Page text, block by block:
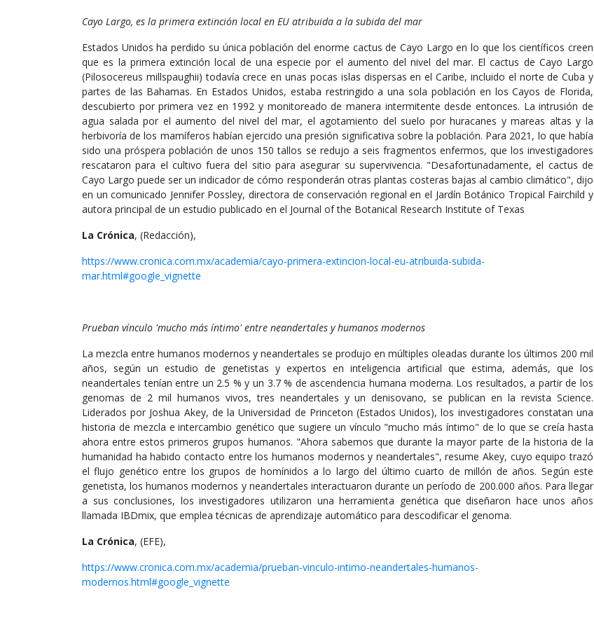
Cayo Largo, es la primera extinción local en EU atribuida a la subida del mar
Estados Unidos ha perdido su única población del enorme cactus de Cayo Largo en lo que los científicos creen
que es la primera extinción local de una especie por el aumento del nivel del mar. El cactus de Cayo Largo
(Pilosocereus millspaughii) todavía crece en unas pocas islas dispersas en el Caribe, incluido el norte de Cuba y
partes de las Bahamas. En Estados Unidos, estaba restringido a una sola población en los Cayos de Florida,
descubierto por primera vez en 1992 y monitoreado de manera intermitente desde entonces. La intrusión de
agua salada por el aumento del nivel del mar, el agotamiento del suelo por huracanes y mareas altas y la
herbivoría de los mamíferos habían ejercido una presión significativa sobre la población. Para 2021, lo que había
sido una próspera población de unos 150 tallos se redujo a seis fragmentos enfermos, que los investigadores
rescataron para el cultivo fuera del sitio para asegurar su supervivencia. "Desafortunadamente, el cactus de
Cayo Largo puede ser un indicador de cómo responderán otras plantas costeras bajas al cambio climático", dijo
en un comunicado Jennifer Possley, directora de conservación regional en el Jardín Botánico Tropical Fairchild y
autora principal de un estudio publicado en el Journal of the Botanical Research Institute of Texas
La Crónica, (Redacción),
https://www.cronica.com.mx/academia/cayo-primera-extincion-local-eu-atribuida-subida-
mar.html#google_vignette
Prueban vínculo 'mucho más íntimo' entre neandertales y humanos modernos
La mezcla entre humanos modernos y neandertales se produjo en múltiples oleadas durante los últimos 200 mil
años, según un estudio de genetistas y expertos en inteligencia artificial que estima, además, que los
neandertales tenían entre un 2.5 % y un 3.7 % de ascendencia humana moderna. Los resultados, a partir de los
genomas de 2 mil humanos vivos, tres neandertales y un denisovano, se publican en la revista Science.
Liderados por Joshua Akey, de la Universidad de Princeton (Estados Unidos), los investigadores constatan una
historia de mezcla e intercambio genético que sugiere un vínculo "mucho más íntimo" de lo que se creía hasta
ahora entre estos primeros grupos humanos. "Ahora sabemos que durante la mayor parte de la historia de la
humanidad ha habido contacto entre los humanos modernos y neandertales", resume Akey, cuyo equipo trazó
el flujo genético entre los grupos de homínidos a lo largo del último cuarto de millón de años. Según este
genetista, los humanos modernos y neandertales interactuaron durante un período de 200.000 años. Para llegar
a sus conclusiones, los investigadores utilizaron una herramienta genética que diseñaron hace unos años
llamada IBDmix, que emplea técnicas de aprendizaje automático para descodificar el genoma.
La Crónica, (EFE),
https://www.cronica.com.mx/academia/prueban-vinculo-intimo-neandertales-humanos-
modernos.html#google_vignette